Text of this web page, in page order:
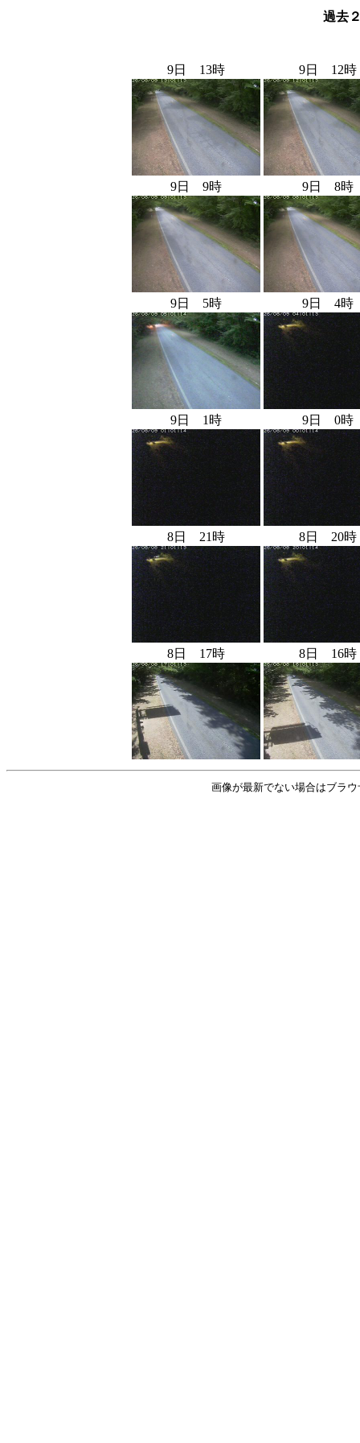
過去
9日 13時 9日 12時
9日 9時 9日 8時
9日 5時 9日 4時
9日 1時 9日 0時
8日 21時 8日 20時
8日 17時 8日 16時
画像が最新でない場合はブラ